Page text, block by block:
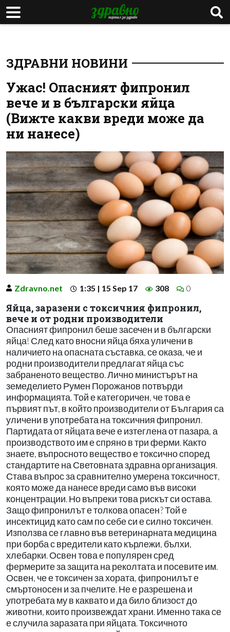
ЗДРАВНИ НОВИНИ
Ужас! Опасният фипронил
вече и в български яйца
(Вижте какви вреди може да
ни нанесе)
Zdravno.net 1:35 | 15 Sep 17 308 0
Яйца, заразени с токсичния фипронил,
вече и от родни производители
Опасният фипронил беше засечен и в български
яйца! След като вносни яйца бяха уличени в
наличието на опасната съставка, се оказа, че и
родни производители предлагат яйца със
забраненото вещество. Лично министърът на
земеделието Румен Порожанов потвърди
информацията. Той е категоричен, че това е
първият път, в който производители от България са
уличени в употребата на токсичния фипронил.
Партидата от яйцата вече е изтеглена от пазара, а
производството им е спряно в три ферми. Както
знаете, въпросното вещество е токсично според
стандартите на Световната здравна организация.
Става въпрос за сравнително умерена токсичност,
която може да нанесе вреди само във високи
концентрации. Но въпреки това рискът си остава.
Защо фипронилът е толкова опасен? Той е
инсектицид като сам по себе си е силно токсичен.
Използва се главно във ветеринарната медицина
при борба с вредители като кърлежи, бълхи,
хлебарки. Освен това е популярен сред
фермерите за защита на реколтата и посевите им.
Освен, че е токсичен за хората, фипронилът е
смъртоносен и за пчелите. Не е разрешена и
употребата му в каквато и да било близост до
животни, които произвеждат храни. Именно така се
е случила заразата при яйцата. Токсичното